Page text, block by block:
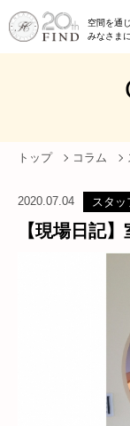
空間を通
みなさま
トップ コラム
2020.07.04 スタッ
【現場日記